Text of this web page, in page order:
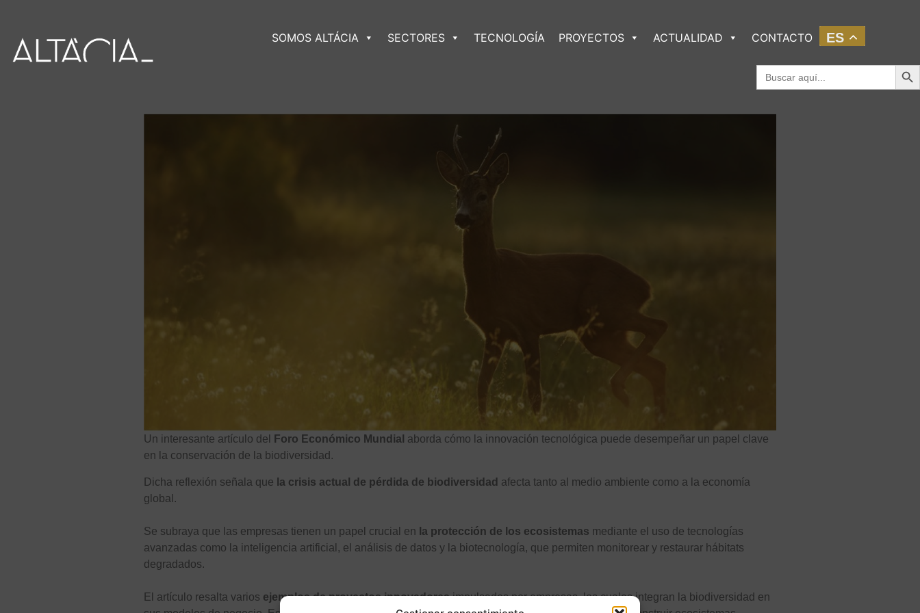
SOMOS ALTÁCIA SECTORES TECNOLOGÍA PROYECTOS ACTUALIDAD CONTACTO ES
Buscar:
Un interesante artículo del Foro Económico Mundial aborda cómo la innovación tecnológica puede desempeñar un papel clave
en la conservación de la biodiversidad.
Dicha reflexión señala que la crisis actual de pérdida de biodiversidad afecta tanto al medio ambiente como a la economía
global.
Se subraya que las empresas tienen un papel crucial en la protección de los ecosistemas mediante el uso de tecnologías
avanzadas como la inteligencia artificial, el análisis de datos y la biotecnología, que permiten monitorear y restaurar hábitats
degradados.
El artículo resalta varios ejemplos de proyectos innovadoresimpulsados por empresas, los cuales integran la biodiversidad en